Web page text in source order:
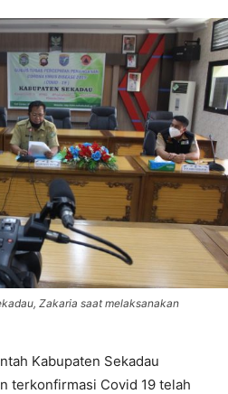
Zakaria saat melaksanakan
Kabupaten Sekadau
terkonfirmasi Covid 19 telah